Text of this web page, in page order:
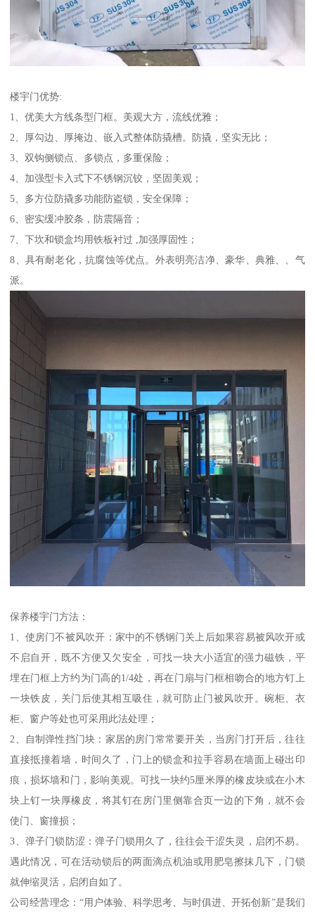
楼宇门优势:
1、优美大方线条型门框。美观大方，流线优雅；
2、厚勾边、厚掩边、嵌入式整体防撬槽。防撬，坚实无比；
3、双钩侧锁点、多锁点，多重保险；
4、加强型卡入式下不锈钢沉铰，坚固美观；
5、多方位防撬多功能防盗锁，安全保障；
6、密实缓冲胶条，防震隔音；
7、下坎和锁盒均用铁板衬过 ,加强厚固性；
8、具有耐老化，抗腐蚀等优点。外表明亮洁净、豪华、典雅、、气
派。
保养楼宇门方法：
1、使房门不被风吹开：家中的不锈钢门关上后如果容易被风吹开或
不启自开，既不方便又欠安全，可找一块大小适宜的强力磁铁，平
埋在门框上方约为门高的1/4处，再在门扇与门框相吻合的地方钉上
一块铁皮，关门后使其相互吸住，就可防止门被风吹开。碗柜、衣
柜、窗户等处也可采用此法处理；
2、自制弹性挡门块：家居的房门常常要开关，当房门打开后，往往
直接抵撞着墙，时间久了，门上的锁盒和拉手容易在墙面上碰出印
痕，损坏墙和门，影响美观。可找一块约5厘米厚的橡皮块或在小木
块上钉一块厚橡皮，将其钉在房门里侧靠合页一边的下角，就不会
使门、窗撞损；
3、弹子门锁防涩：弹子门锁用久了，往往会干涩失灵，启闭不易。
遇此情况，可在活动锁后的两面滴点机油或用肥皂擦抹几下，门锁
就伸缩灵活，启闭自如了。
公司经营理念：“用户体验、科学思考、与时俱进、开拓创新”是我们